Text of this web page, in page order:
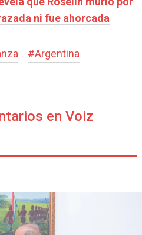
ni fue ahorcada
#Argentina
en Voiz